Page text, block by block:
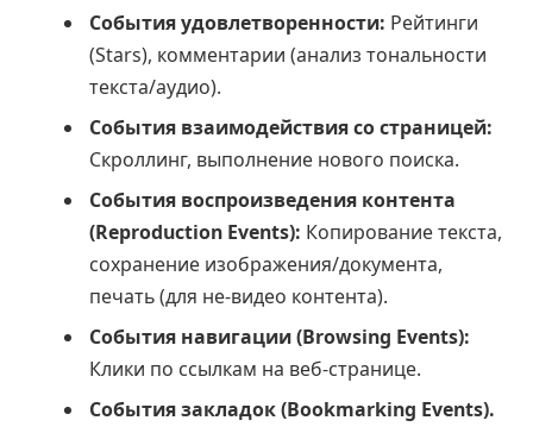
События удовлетворенности: Рейтинги
(Stars), комментарии (анализ тональности
текста/аудио).
События взаимодействия со страницей:
Скроллинг, выполнение нового поиска.
События воспроизведения контента
(Reproduction Events): Копирование текста,
сохранение изображения/документа,
печать (для не-видео контента).
События навигации (Browsing Events):
Клики по ссылкам на веб-странице.
События закладок (Bookmarking Events).